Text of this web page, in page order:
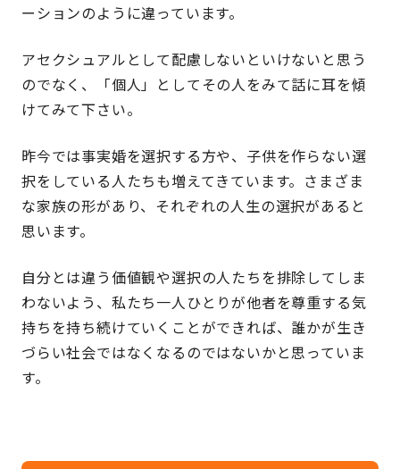
ーションのように違っています。
アセクシュアルとして配慮しないといけないと思う
のでなく、「個人」としてその人をみて話に耳を傾
けてみて下さい。
昨今では事実婚を選択する方や、子供を作らない選
択をしている人たちも増えてきています。さまざま
な家族の形があり、それぞれの人生の選択があると
思います。
自分とは違う価値観や選択の人たちを排除してしま
わないよう、私たち一人ひとりが他者を尊重する気
持ちを持ち続けていくことができれば、誰かが生き
づらい社会ではなくなるのではないかと思っていま
す。